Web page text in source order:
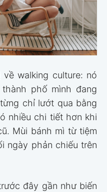
walking culture: nó
phố mình đang
chỉ lướt qua bằng
nhiều chi tiết hơn khi
Mùi bánh mì từ tiệm
ngày phản chiếu trên
đây gần như biến